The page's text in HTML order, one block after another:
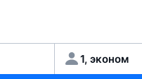
1, эконом